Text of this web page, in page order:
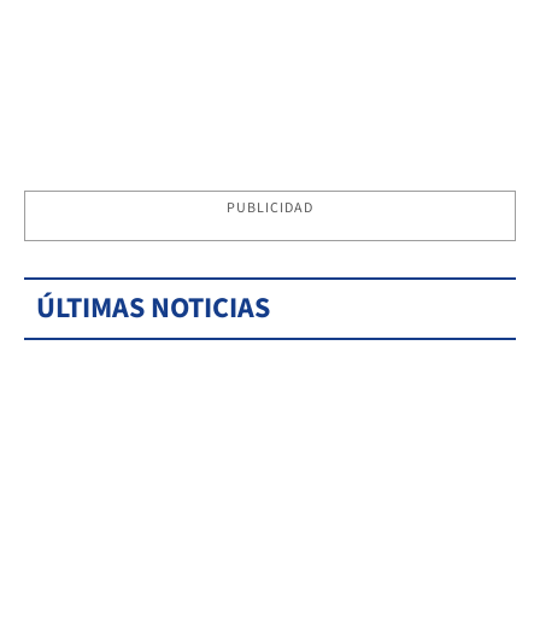
PUBLICIDAD
ÚLTIMAS NOTICIAS